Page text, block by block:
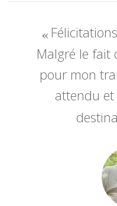
Malgré le fait
pour mon
attendu